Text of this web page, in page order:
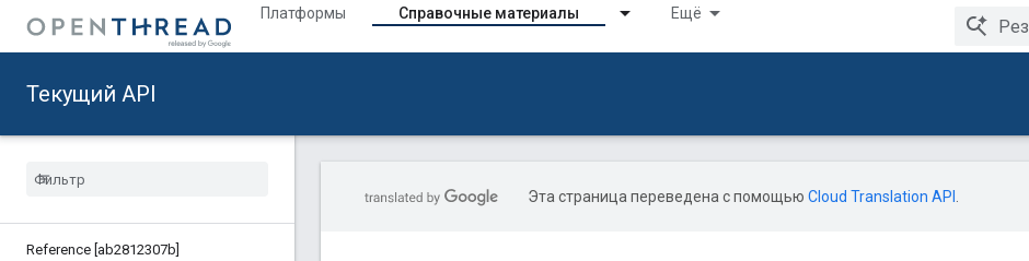
Платформы Справочные материалы Ещё
Текущий API
Reference [ab2812307b]
Эта страница переведена с помощью Cloud Translation API